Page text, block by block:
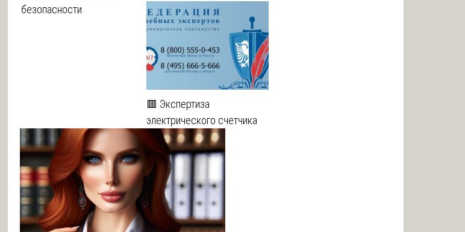
безопасности
🟥 Экспертиза
электрического счетчика